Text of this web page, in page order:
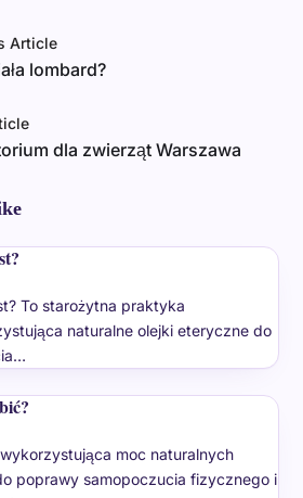
Article
lombard?
dla zwierząt Warszawa
To starożytna praktyka
naturalne olejki eteryczne do
moc naturalnych
poprawy samopoczucia fizycznego i